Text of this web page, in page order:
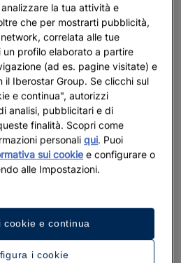
la tua attività e
che per mostrarti pubblicità,
correlata alle tue
profilo elaborato a partire
(ad es. pagine visitate) e
il Iberostar Group. Se clicchi sul
e continua", autorizzi
analisi, pubblicitari e di
finalità. Scopri come
personaliqui. Puoi
sui cookie e configurare o
alle Impostazioni.
i cookie
cookie e continua